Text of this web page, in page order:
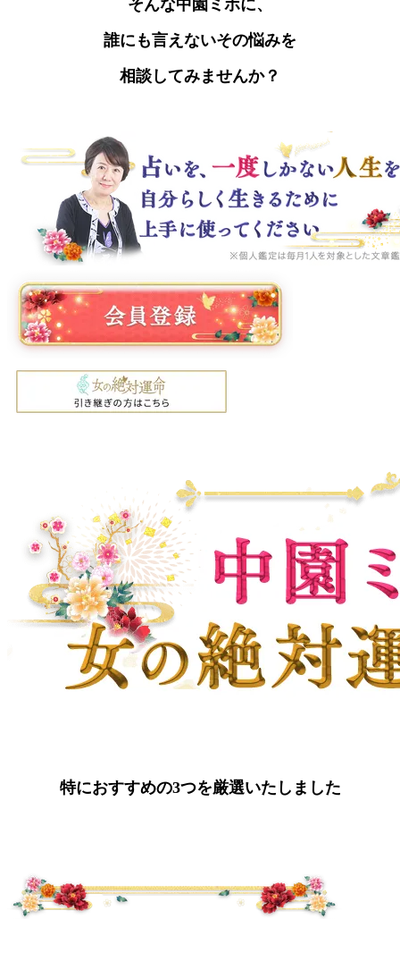
そんな中園ミホに、
誰にも言えないその悩みを
相談してみませんか？
特におすすめの3つを厳選いたしました